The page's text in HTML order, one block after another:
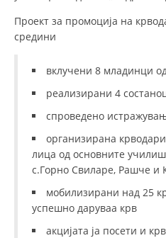
Проект за промоција на
средини
вклучени 8 младинци
реализирани 4
спроведено
организирана
лица од основните
с.Горно Свиларе, Рашче и
мобилизирани над 25
успешно даруваа крв
акцијата ја посети и